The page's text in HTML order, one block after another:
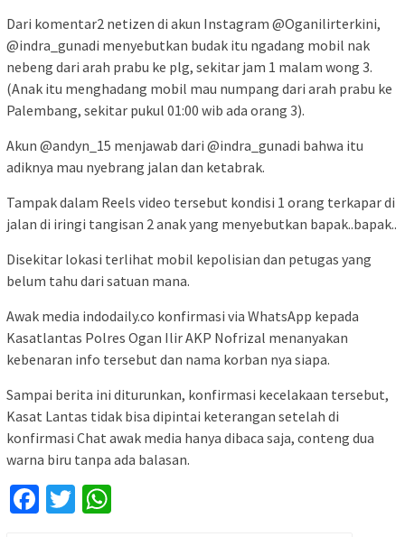
Dari komentar2 netizen di akun Instagram @Oganilirterkini,
@indra_gunadi menyebutkan budak itu ngadang mobil nak
nebeng dari arah prabu ke plg, sekitar jam 1 malam wong 3.
(Anak itu menghadang mobil mau numpang dari arah prabu ke
Palembang, sekitar pukul 01:00 wib ada orang 3).
Akun @andyn_15 menjawab dari @indra_gunadi bahwa itu
adiknya mau nyebrang jalan dan ketabrak.
Tampak dalam Reels video tersebut kondisi 1 orang terkapar di
jalan di iringi tangisan 2 anak yang menyebutkan bapak..bapak..
Disekitar lokasi terlihat mobil kepolisian dan petugas yang
belum tahu dari satuan mana.
Awak media indodaily.co konfirmasi via WhatsApp kepada
Kasatlantas Polres Ogan Ilir AKP Nofrizal menanyakan
kebenaran info tersebut dan nama korban nya siapa.
Sampai berita ini diturunkan, konfirmasi kecelakaan tersebut,
Kasat Lantas tidak bisa dipintai keterangan setelah di
konfirmasi Chat awak media hanya dibaca saja, conteng dua
warna biru tanpa ada balasan.
Facebook
Twitter